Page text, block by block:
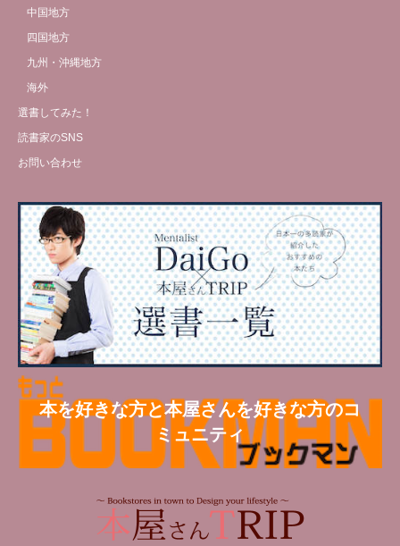
中国地方
四国地方
九州・沖縄地方
海外
選書してみた！
読書家のSNS
お問い合わせ
本を好きな方と本屋さんを好きな方のコ
ミュニティ